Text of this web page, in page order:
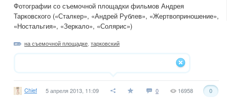
Фотографии со съемочной площадки фильмов Андрея
Тарковского («Сталкер», «Андрей Рублев», «Жертвоприношение»,
«Ностальгия», «Зеркало», «Солярис»)
на съемочной площадке тарковский
Chief 5 апреля 2013, 11:09 0 0
16958